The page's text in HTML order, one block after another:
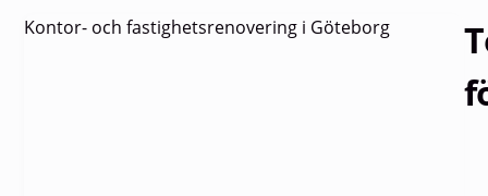
Kontor- och fastighetsrenovering i Göteborg